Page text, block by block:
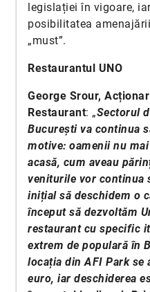
legislației în vigoare,
posibilitatea
„must”.
Restaurantul UNO
George Srour,
Restaurant: „Sectorul
București va continua
motive: oamenii nu
acasă, cum aveau
veniturile vor continua
inițial să deschidem o
început să dezvoltăm
restaurant cu specific
extrem de populară în
locația din AFI Park se
euro, iar deschiderea